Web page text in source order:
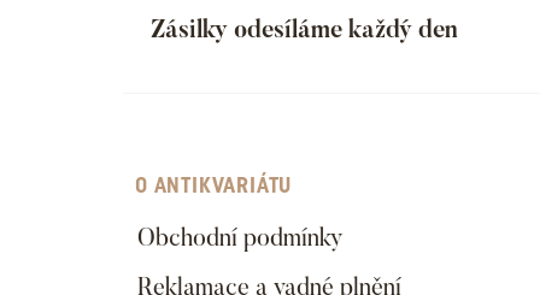
Zásilky odesíláme každý den
O ANTIKVARIÁTU
Obchodní podmínky
Reklamace a vadné plnění